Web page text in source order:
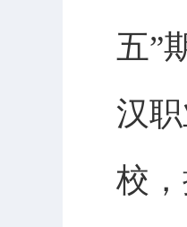
五”
汉
校